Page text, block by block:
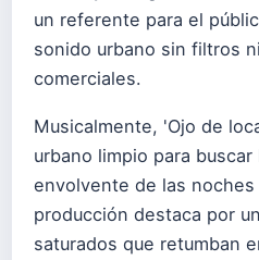
un referente para el
sonido urbano sin filtros
comerciales.
Musicalmente, 'Ojo de
urbano limpio para
envolvente de las
producción destaca por
saturados que retumban